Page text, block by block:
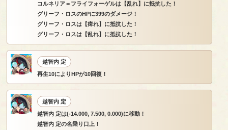
コルネリア＝フライフォーゲルは【乱れ】に抵抗した！
グリーフ・ロスのHPに399のダメージ！
グリーフ・ロスは【痺れ】に抵抗した！
グリーフ・ロスは【乱れ】に抵抗した！
越智内 定
再生10によりHPが10回復！
越智内 定
越智内 定は(-14.000, 7.500, 0.000)に移動！
越智内 定の名乗り口上！